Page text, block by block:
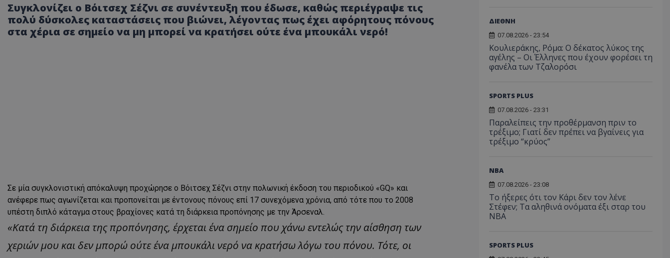
Συγκλονίζει ο Βόιτσεχ Σέζνι σε συνέντευξη που έδωσε, καθώς περιέγραψε τις
πολύ δύσκολες καταστάσεις που βιώνει, λέγοντας πως έχει αφόρητους πόνους
στα χέρια σε σημείο να μη μπορεί να κρατήσει ούτε ένα μπουκάλι νερό!
Σε μία συγκλονιστική απόκαλυψη προχώρησε ο Βόιτσεχ Σέζνι στην πολωνική έκδοση του περιοδικού «GQ» και
ανέφερε πως αγωνίζεται και προπονείται με έντονους πόνους επί 17 συνεχόμενα χρόνια, από τότε που το 2008
υπέστη διπλό κάταγμα στους βραχίονες κατά τη διάρκεια προπόνησης με την Άρσεναλ.
«Κατά τη διάρκεια της προπόνησης, έρχεται ένα σημείο που χάνω εντελώς την αίσθηση των
χεριών μου και δεν μπορώ ούτε ένα μπουκάλι νερό να κρατήσω λόγω του πόνου. Τότε, οι
ΔΙΕΘΝΗ
07.08.2026 - 23:54
Κουλιεράκης, Ρόμα: Ο δέκατος λύκος της
αγέλης – Οι Έλληνες που έχουν φορέσει τη
φανέλα των Τζαλορόσι
SPORTS PLUS
07.08.2026 - 23:31
Παραλείπεις την προθέρμανση πριν το
τρέξιμο; Γιατί δεν πρέπει να βγαίνεις για
τρέξιμο “κρύος”
NBA
07.08.2026 - 23:08
Το ήξερες ότι τον Κάρι δεν τον λένε
Στέφεν; Τα αληθινά ονόματα έξι σταρ του
NBA
SPORTS PLUS